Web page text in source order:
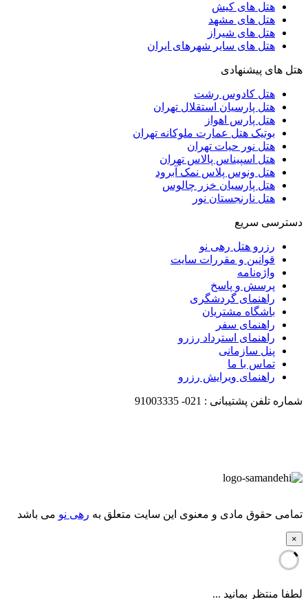
هتل های کیش
هتل های مشهد
هتل های شیراز
هتل های سایر شهرهای ایران
هتل های پیشنهادی
هتل کادوس رشت
هتل پارسیان استقلال تهران
هتل پارس اهواز
بوتیک هتل عمارت ملوکانه تهران
هتل نور حیات تهران
هتل اسپیناس پالاس تهران
هتل ونوس پلاس نمک آبرود
هتل پارسیان خزر چالوس
هتل نارنجستان نور
دسترسی سریع
رزرو هتل رهی نو
قوانین و مقررات سایت
واژه‌نامه
پرسش و پاسخ
راهنمای گردشگری
باشگاه مشتریان
راهنمای سفر
راهنمای استرداد رزرو
پنل سازمانی
تماس با ما
راهنمای ویرایش رزرو
شماره تلفن پشتیبانی : 021-
91003335
تمامی حقوق مادی و معنوی این سایت متعلق به رهی نو می باشد
×
لطفا منتظر بمانید ...